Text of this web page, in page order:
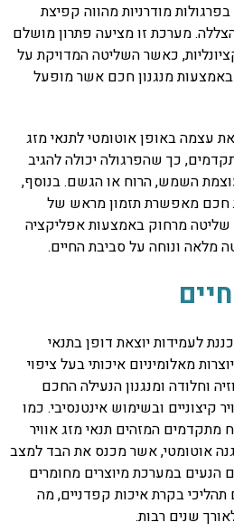
מודרניות מהווה קפיצת
מערכת זו מציעה פתרון מושלם
כאשר השליטה המדויקת על
מנגנון חכם אשר מופעל
עצמה באופן אוטומטי לתנאי מזג
כך שהפרגולה יכולה להגיב
השמש, הרוח או הגשם. בנוסף,
חכם מאפשרת תזמון מראש של
שליטה מרחוק באמצעות אפליקציה
מלאה ונוחה על סביבת החיים.
לעמידות יוצאת דופן בתנאי
מאלומיניום איכותי בעל ציפוי
וחלודה ומנגנון הנעילה החכם
קיצוניים ובשימוש אינטנסיבי. כמו
מתקדמים המזהים תנאי מזג אוויר
אוטומטי, אשר מכנס את הבד למצב
הנעים במערכת מיוצרים מחומרים
בקרת איכות קפדניים, מה
שנים רבות.